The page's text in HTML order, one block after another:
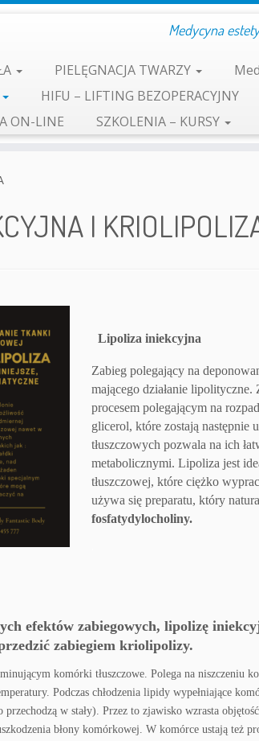
Medycyna
PIELĘGNACJA TWARZY
HIFU – LIFTING BEZOPERACYJNY
ON-LINE SZKOLENIA – KURSY
I
Lipoliza iniekcyjna
Zabieg polegający na depono
mającego działanie lipolityczne.
procesem polegającym na
glicerol, które zostają
tłuszczowych pozwala na ich
metabolicznymi.Lipoliza jest
tłuszczowej, które ciężko
używa się preparatu, który
fosfatydylocholiny.
efektów zabiegowych, lipolizę
zabiegiem kriolipolizy.
komórki tłuszczowe. Polega na niszczeniu
Podczas chłodzenia lipidy wypełniające
przechodzą w stały). Przez to zjawisko wzrasta
błony komórkowej. W komórce ustają też